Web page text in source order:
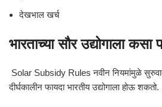
देखभाल खर्च
भारताच्या सौर उद्योगाला कसा
Solar Subsidy Rules नवीन नियमांमुळे
दीर्घकालीन फायदा भारतीय उद्योगाला होऊ शकतो.